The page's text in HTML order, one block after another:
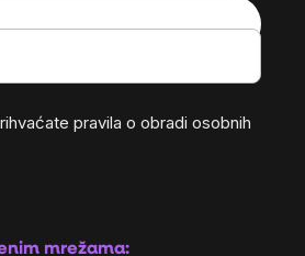
pravila o obradi osobnih
mrežama: